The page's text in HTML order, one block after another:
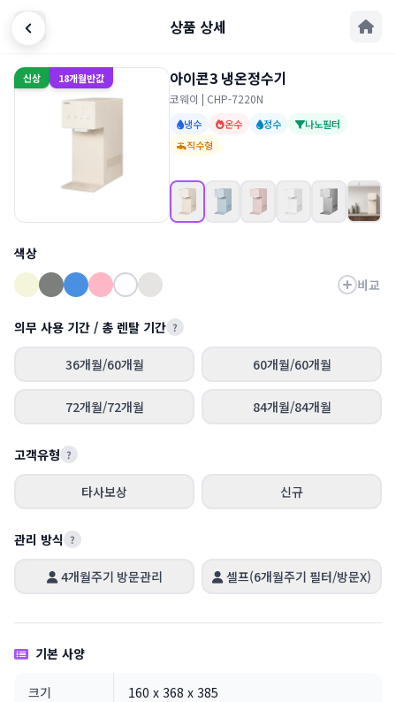
상품 상세
신상 18개월반값 아이콘3 냉온정수기
코웨이 | CHP-7220N
냉수 온수 정수
나노필터
직수형
색상
비교
의무 사용 기간 / 총 렌탈 기간 ?
36개월/60개월 60개월/60개월
72개월/72개월 84개월/84개월
고객유형 ?
타사보상 신규
관리 방식 ?
4개월주기 방문관리 셀프(6개월주기 필터/방문X)
기본 사양
크기 160 x 368 x 385